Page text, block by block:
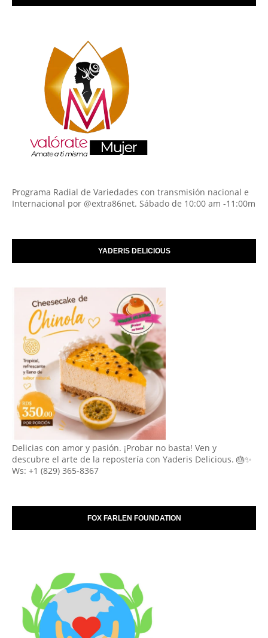
Programa Radial de Variedades con transmisión nacional e
Internacional por @extra86net. Sábado de 10:00 am -11:00m
YADERIS DELICIOUS
Delicias con amor y pasión. ¡Probar no basta! Ven y
descubre el arte de la repostería con Yaderis Delicious. 🎂✨
Ws: +1 (829) 365-8367
FOX FARLEN FOUNDATION